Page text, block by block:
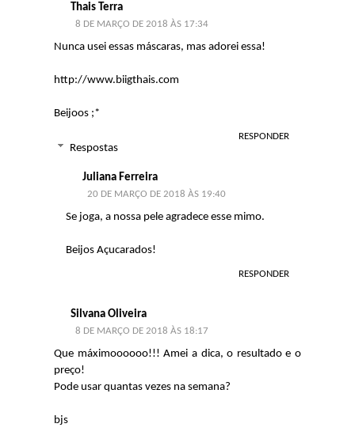
Thais Terra
8 DE MARÇO DE 2018 ÀS 17:34
Nunca usei essas máscaras, mas adorei essa!
http://www.biigthais.com
Beijoos ;*
RESPONDER
Respostas
Juliana Ferreira
20 DE MARÇO DE 2018 ÀS 19:40
Se joga, a nossa pele agradece esse mimo.
Beijos Açucarados!
RESPONDER
Silvana Oliveira
8 DE MARÇO DE 2018 ÀS 18:17
Que máximoooooo!!! Amei a dica, o resultado e o
preço!
Pode usar quantas vezes na semana?
bjs